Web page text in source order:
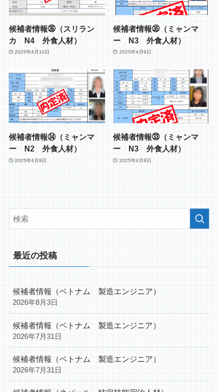
候補者情報㊱（スリラン
カ N4 外食人材）
2025年4月10日
候補者情報㉟（ミャンマ
ー N3 外食人材）
2025年4月9日
候補者情報㉞（ミャンマ
ー N2 外食人材）
2025年4月9日
候補者情報㉝（ミャンマ
ー N3 外食人材）
2025年4月9日
最近の投稿
候補者情報（ベトナム 製造エンジニア）
2026年8月3日
候補者情報（ベトナム 製造エンジニア）
2026年7月31日
候補者情報（ベトナム 製造エンジニア）
2026年7月31日